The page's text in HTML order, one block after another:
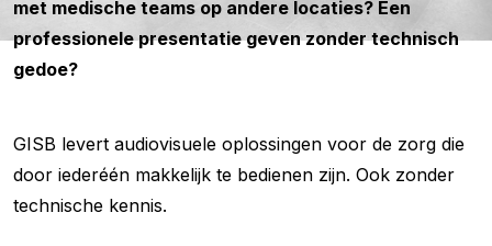
met medische teams op andere locaties? Een
professionele presentatie geven zonder technisch
gedoe?
GISB levert audiovisuele oplossingen voor de zorg die
door iederéén makkelijk te bedienen zijn. Ook zonder
technische kennis.